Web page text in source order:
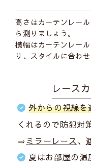
高さはカーテンレー
ら測りましょう。
横幅はカーテンレー
り、スタイルに合わ
レース
外からの視線
くれるので防犯対
⇒ミラーレース 、
夏はお部屋の